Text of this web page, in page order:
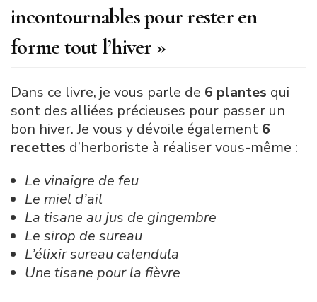
incontournables pour rester en
forme tout l’hiver »
Dans ce livre, je vous parle de 6 plantes qui
sont des alliées précieuses pour passer un
bon hiver. Je vous y dévoile également 6
recettes d’herboriste à réaliser vous-même :
Le vinaigre de feu
Le miel d’ail
La tisane au jus de gingembre
Le sirop de sureau
L’élixir sureau calendula
Une tisane pour la fièvre